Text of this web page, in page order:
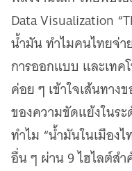
Data Visualization
น้ำมัน ทำไมคนไทยจ่
การออกแบบ และเทค
ค่อย ๆ เข้าใจเส้นทา
ของความขัดแย้งในระ
ทำไม “น้ำมันในเมือง
อื่น ๆ ผ่าน 9 ไฮไลต์ส